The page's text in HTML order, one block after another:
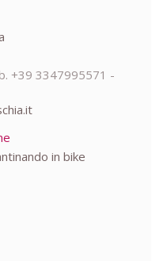
+39 3347995571 -
in bike